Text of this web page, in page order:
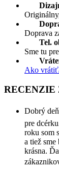
Doprava
Tel.
Sme tu
Ako
Dobrý
pre
roku som
a tiež
krásna.